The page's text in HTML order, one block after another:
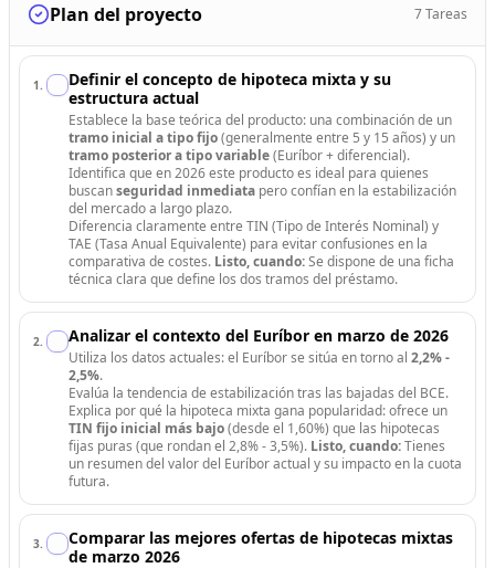
Plan del proyecto 7Tareas
1 .
Definir el concepto de hipoteca mixta y su
estructura actual
Establece la base teórica del producto: una combinación de un
tramo inicial a tipo fijo(generalmente entre 5 y 15 años) y un
tramo posterior a tipo variable(Euríbor + diferencial).
Identifica que en 2026 este producto es ideal para quienes
buscanseguridad inmediata pero confían en la estabilización
del mercado a largo plazo.
Diferencia claramente entre TIN (Tipo de Interés Nominal) y
TAE (Tasa Anual Equivalente) para evitar confusiones en la
comparativa de costes. Listo, cuando:Se dispone de una ficha
técnica clara que define los dos tramos del préstamo.
2. Analizar el contexto del Euríbor en marzo de 2026
Utiliza los datos actuales: el Euríbor se sitúa en torno al 2,2% -
2,5%.
Evalúa la tendencia de estabilización tras las bajadas del BCE.
Explica por qué la hipoteca mixta gana popularidad: ofrece un
TIN fijo inicial más bajo(desde el 1,60%) que las hipotecas
fijas puras (que rondan el 2,8% - 3,5%). Listo, cuando:Tienes
un resumen del valor del Euríbor actual y su impacto en la cuota
futura.
3.
Comparar las mejores ofertas de hipotecas mixtas
de marzo 2026